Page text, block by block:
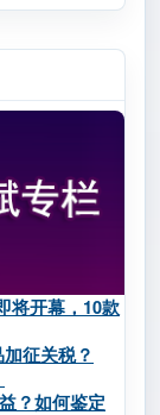
将开幕，10款
征关税？
？如何鉴定